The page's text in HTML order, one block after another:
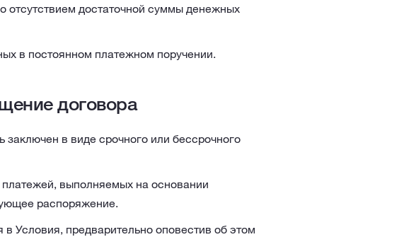
отсутствием достаточной суммы денежных
в постоянном платежном поручении.
договора
в виде срочного или бессрочного
выполняемых на основании
распоряжение.
Условия, предварительно оповестив об этом